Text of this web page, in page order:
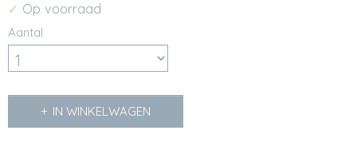
✓ Op voorraad
Aantal
IN WINKELWAGEN